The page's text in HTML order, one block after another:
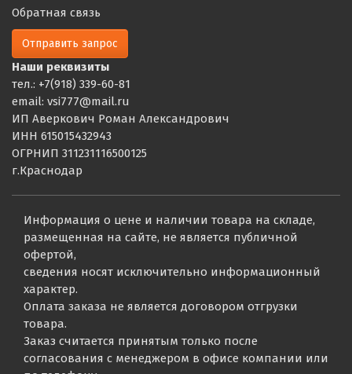
Обратная связь
Отправить запрос
Наши реквизиты
тел.: +7(918) 339-60-81
email: vsi777@mail.ru
ИП Аверкович Роман Александрович
ИНН 615015432943
ОГРНИП 311231116500125
г.Краснодар
Информация о цене и наличии товара на складе,
размещенная на сайте, не является публичной
офертой,
сведения носят исключительно информационный
характер.
Оплата заказа не является договором отгрузки
товара.
Заказ считается принятым только после
согласования с менеджером в офисе компании или